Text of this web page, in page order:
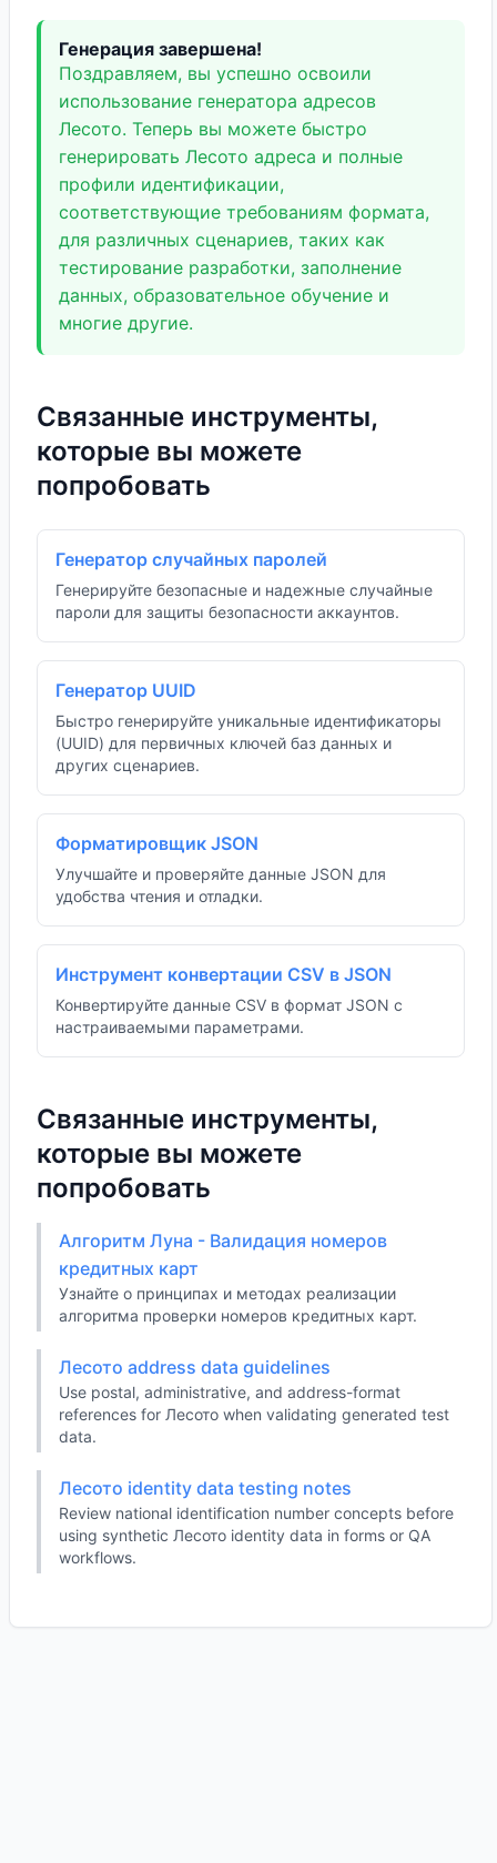
Генерация завершена!
Поздравляем, вы успешно освоили
использование генератора адресов
Лесото. Теперь вы можете быстро
генерировать Лесото адреса и полные
профили идентификации,
соответствующие требованиям формата,
для различных сценариев, таких как
тестирование разработки, заполнение
данных, образовательное обучение и
многие другие.
Связанные инструменты,
которые вы можете
попробовать
Генератор случайных паролей
Генерируйте безопасные и надежные случайные
пароли для защиты безопасности аккаунтов.
Генератор UUID
Быстро генерируйте уникальные идентификаторы
(UUID) для первичных ключей баз данных и
других сценариев.
Форматировщик JSON
Улучшайте и проверяйте данные JSON для
удобства чтения и отладки.
Инструмент конвертации CSV в JSON
Конвертируйте данные CSV в формат JSON с
настраиваемыми параметрами.
Связанные инструменты,
которые вы можете
попробовать
Алгоритм Луна - Валидация номеров
кредитных карт
Узнайте о принципах и методах реализации
алгоритма проверки номеров кредитных карт.
Лесото address data guidelines
Use postal, administrative, and address-format
references for Лесото when validating generated test
data.
Лесото identity data testing notes
Review national identification number concepts before
using synthetic Лесото identity data in forms or QA
workflows.